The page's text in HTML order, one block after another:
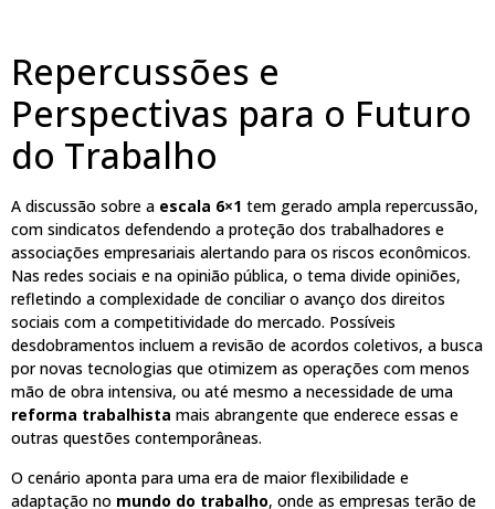
Repercussões e
Perspectivas para o Futuro
do Trabalho
A discussão sobre a escala 6×1 tem gerado ampla repercussão,
com sindicatos defendendo a proteção dos trabalhadores e
associações empresariais alertando para os riscos econômicos.
Nas redes sociais e na opinião pública, o tema divide opiniões,
refletindo a complexidade de conciliar o avanço dos direitos
sociais com a competitividade do mercado. Possíveis
desdobramentos incluem a revisão de acordos coletivos, a busca
por novas tecnologias que otimizem as operações com menos
mão de obra intensiva, ou até mesmo a necessidade de uma
reforma trabalhista mais abrangente que enderece essas e
outras questões contemporâneas.
O cenário aponta para uma era de maior flexibilidade e
adaptação no mundo do trabalho, onde as empresas terão de